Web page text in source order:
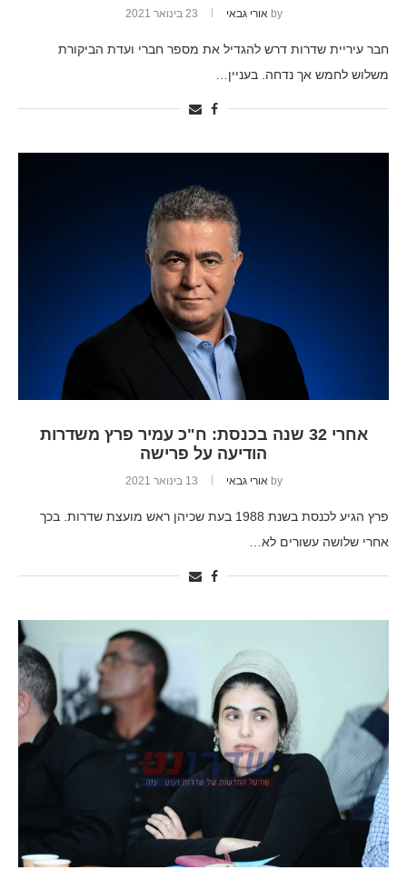
by אורי גבאי 23 בינואר 2021
חבר עיריית שדרות דרש להגדיל את מספר חברי ועדת הביקורת
משלוש לחמש אך נדחה. בעניין…
אחרי 32 שנה בכנסת: ח"כ עמיר פרץ משדרות
הודיעה על פרישה
by אורי גבאי 13 בינואר 2021
פרץ הגיע לכנסת בשנת 1988 בעת שכיהן ראש מועצת שדרות. בכך
אחרי שלושה עשורים לא…